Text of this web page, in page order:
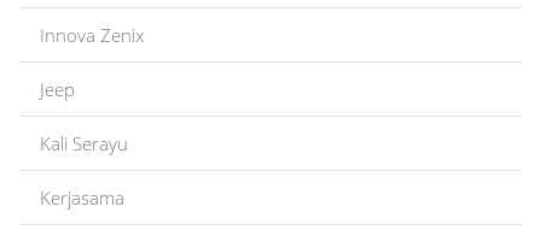
Innova Zenix
Jeep
Kali Serayu
Kerjasama